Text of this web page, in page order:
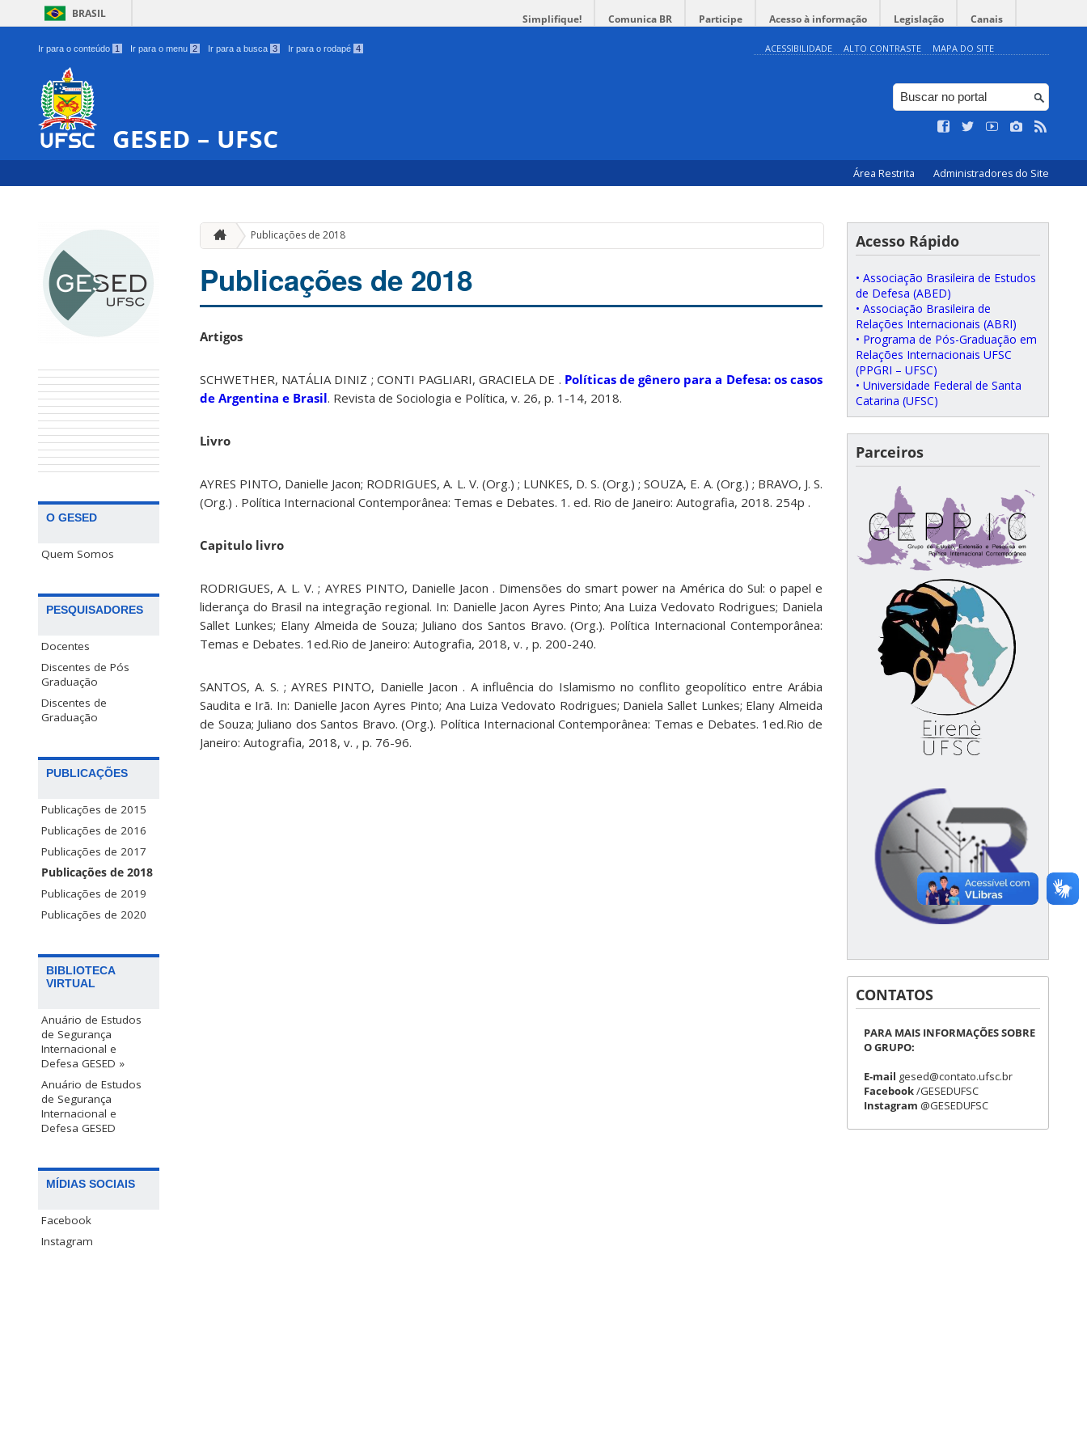
BRASIL Simplifique! Comunica BR Participe Acesso à informação Legislação Canais
Ir para o conteúdo 1 Ir para o menu 2 Ir para a busca 3 Ir para o rodapé 4 ACESSIBILIDADE ALTO CONTRASTE MAPA DO SITE
GESED – UFSC
Área Restrita Administradores do Site
O GESED
Quem Somos
PESQUISADORES
Docentes
Discentes de Pós
Graduação
Discentes de
Graduação
PUBLICAÇÕES
Publicações de 2015
Publicações de 2016
Publicações de 2017
Publicações de 2018
Publicações de 2019
Publicações de 2020
BIBLIOTECA
VIRTUAL
Anuário de Estudos
de Segurança
Internacional e
Defesa GESED »
Anuário de Estudos
de Segurança
Internacional e
Defesa GESED
MÍDIAS SOCIAIS
Facebook
Instagram
Publicações de 2018
Publicações de 2018
Artigos
SCHWETHER, NATÁLIA DINIZ ; CONTI PAGLIARI, GRACIELA DE . Políticas de gênero para a Defesa: os casos
de Argentina e Brasil. Revista de Sociologia e Política, v. 26, p. 1-14, 2018.
Livro
AYRES PINTO, Danielle Jacon; RODRIGUES, A. L. V. (Org.) ; LUNKES, D. S. (Org.) ; SOUZA, E. A. (Org.) ; BRAVO, J. S.
(Org.) . Política Internacional Contemporânea: Temas e Debates. 1. ed. Rio de Janeiro: Autografia, 2018. 254p .
Capitulo livro
RODRIGUES, A. L. V. ; AYRES PINTO, Danielle Jacon . Dimensões do smart power na América do Sul: o papel e
liderança do Brasil na integração regional. In: Danielle Jacon Ayres Pinto; Ana Luiza Vedovato Rodrigues; Daniela
Sallet Lunkes; Elany Almeida de Souza; Juliano dos Santos Bravo. (Org.). Política Internacional Contemporânea:
Temas e Debates. 1ed.Rio de Janeiro: Autografia, 2018, v. , p. 200-240.
SANTOS, A. S. ; AYRES PINTO, Danielle Jacon . A influência do Islamismo no conflito geopolítico entre Arábia
Saudita e Irã. In: Danielle Jacon Ayres Pinto; Ana Luiza Vedovato Rodrigues; Daniela Sallet Lunkes; Elany Almeida
de Souza; Juliano dos Santos Bravo. (Org.). Política Internacional Contemporânea: Temas e Debates. 1ed.Rio de
Janeiro: Autografia, 2018, v. , p. 76-96.
Acesso Rápido
• Associação Brasileira de Estudos
de Defesa (ABED)
• Associação Brasileira de
Relações Internacionais (ABRI)
• Programa de Pós-Graduação em
Relações Internacionais UFSC
(PPGRI – UFSC)
• Universidade Federal de Santa
Catarina (UFSC)
Parceiros
CONTATOS
PARA MAIS INFORMAÇÕES SOBRE
O GRUPO:
E-mail gesed@contato.ufsc.br
Facebook/GESEDUFSC
Instagram @GESEDUFSC